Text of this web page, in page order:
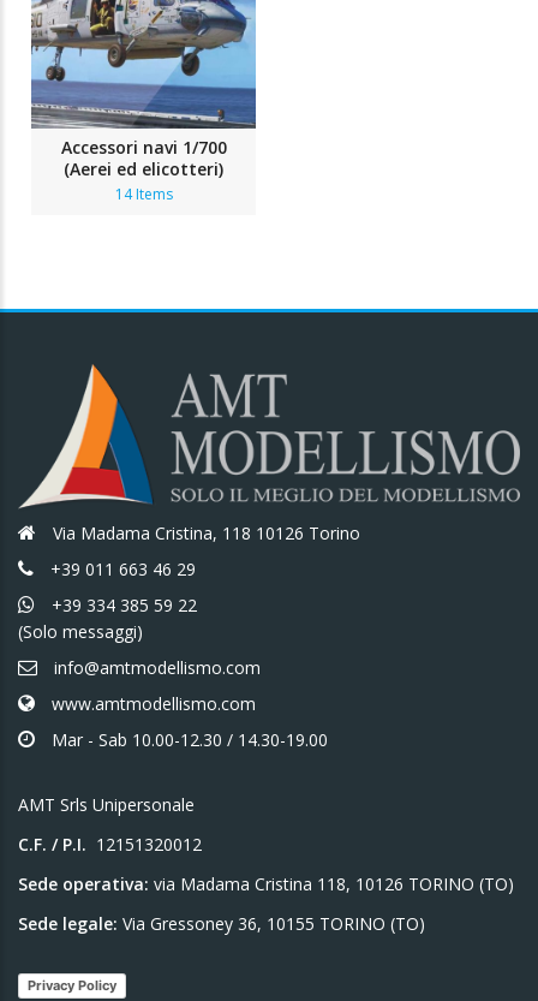
Accessori navi 1/700
(Aerei ed elicotteri)
14 Items
Via Madama Cristina, 118 10126 Torino
+39 011 663 46 29
+39 334 385 59 22
(Solo messaggi)
info@amtmodellismo.com
www.amtmodellismo.com
Mar - Sab 10.00-12.30 / 14.30-19.00
AMT Srls Unipersonale
C.F. / P.I. 12151320012
Sede operativa: via Madama Cristina 118, 10126 TORINO (TO)
Sede legale: Via Gressoney 36, 10155 TORINO (TO)
Privacy Policy